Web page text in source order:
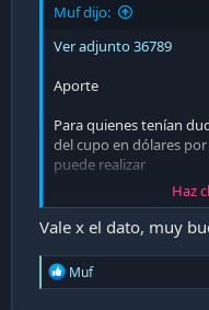
Muf dijo:
Ver adjunto 36789
Aporte
Para quienes tenían
del cupo en dólares
puede realizar
Al entrar a la opción de
la pantalla que se
Cómo puede verse, el
31/05/2024 (dólar
Haz
Vale x el dato, muy
R
e
Muf